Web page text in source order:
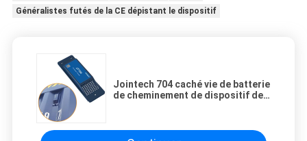
Généralistes futés de la CE dépistant le dispositif
Jointech 704 caché vie de batterie
de cheminement de dispositif de